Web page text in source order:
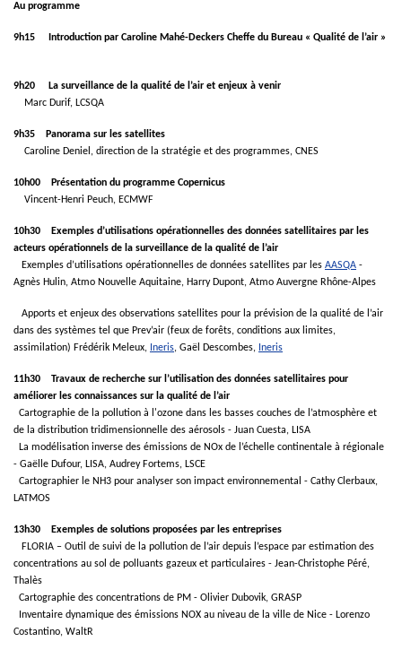
Au programme
9h15 Introduction par Caroline Mahé-Deckers Cheffe du Bureau « Qualité de l’air »
9h20 La surveillance de la qualité de l’air et enjeux à venir
Marc Durif, LCSQA
9h35 Panorama sur les satellites
Caroline Deniel, direction de la stratégie et des programmes, CNES
10h00 Présentation du programme Copernicus
Vincent-Henri Peuch, ECMWF
10h30 Exemples d’utilisations opérationnelles des données satellitaires par les
acteurs opérationnels de la surveillance de la qualité de l’air
Exemples d’utilisations opérationnelles de données satellites par les AASQA -
Agnès Hulin, Atmo Nouvelle Aquitaine, Harry Dupont, Atmo Auvergne Rhône-Alpes
Apports et enjeux des observations satellites pour la prévision de la qualité de l’air
dans des systèmes tel que Prev’air (feux de forêts, conditions aux limites,
assimilation) Frédérik Meleux, Ineris, Gaël Descombes, Ineris
11h30 Travaux de recherche sur l’utilisation des données satellitaires pour
améliorer les connaissances sur la qualité de l’air
Cartographie de la pollution à l'ozone dans les basses couches de l’atmosphère et
de la distribution tridimensionnelle des aérosols - Juan Cuesta, LISA
La modélisation inverse des émissions de NOx de l’échelle continentale à régionale
- Gaëlle Dufour, LISA, Audrey Fortems, LSCE
Cartographier le NH3 pour analyser son impact environnemental - Cathy Clerbaux,
LATMOS
13h30 Exemples de solutions proposées par les entreprises
FLORIA – Outil de suivi de la pollution de l’air depuis l’espace par estimation des
concentrations au sol de polluants gazeux et particulaires - Jean-Christophe Péré,
Thalès
Cartographie des concentrations de PM - Olivier Dubovik, GRASP
Inventaire dynamique des émissions NOX au niveau de la ville de Nice - Lorenzo
Costantino, WaltR